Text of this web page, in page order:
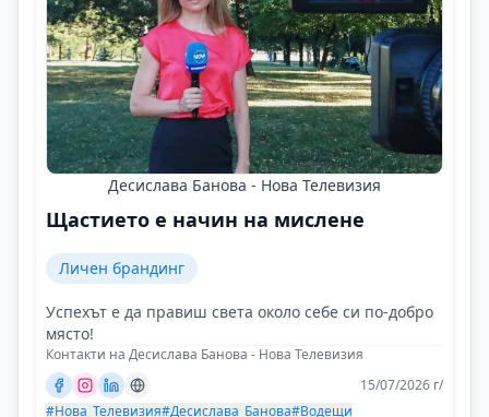
Десислава Банова - Нова Телевизия
Щастието е начин на мислене
Личен брандинг
Успехът е да правиш света около себе си по-добро
място!
Контакти на Десислава Банова - Нова Телевизия
15/07/2026 г/
#Нова_Телевизия#Десислава_Банова#Водещи